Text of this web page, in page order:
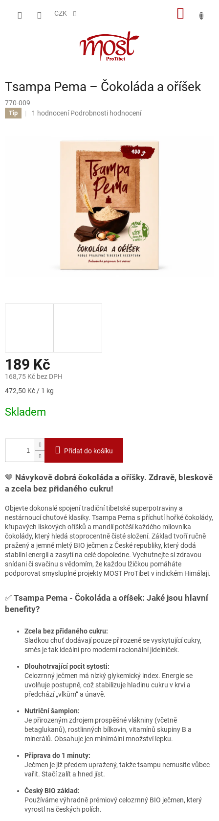
CZK
Tsampa Pema – Čokoláda a oříšek
770-009
Tip
Průměrné
1 hodnocení Podrobnosti hodnocení
189 Kč
168,75 Kč bez DPH
Měrná
472,50 Kč / 1 kg
Skladem
Přidat do košíku
🤎 Návykově dobrá čokoláda a oříšky. Zdravě, bleskově
a zcela bez přidaného cukru!
Objevte dokonalé spojení tradiční tibetské superpotraviny a
nestárnoucí chuťové klasiky. Tsampa Pema s příchutí hořké čokolády,
křupavých lískových oříšků a mandlí potěší každého milovníka
čokolády, který hledá stoprocentně čisté složení. Základ tvoří ručně
pražený a jemně mletý BIO ječmen z České republiky, který dodá
stabilní energii a zasytí na celé dopoledne. Vychutnejte si zdravou
snídani či svačinu s vědomím, že každou lžičkou pomáháte
podporovat smysluplné projekty MOST ProTibet v indickém Himálaji.
✅ Tsampa Pema - Čokoláda a oříšek: Jaké jsou hlavní
benefity?
Zcela bez přidaného cukru:
Sladkou chuť dodávají pouze přirozeně se vyskytující cukry,
směs je tak ideální pro moderní racionální jídelníček.
Dlouhotrvající pocit sytosti:
Celozrnný ječmen má nízký glykemický index. Energie se
uvolňuje postupně, což stabilizuje hladinu cukru v krvi a
předchází „vlkům“ a únavě.
Nutriční šampion:
Je přirozeným zdrojem prospěšné vlákniny (včetně
betaglukanů), rostlinných bílkovin, vitamínů skupiny B a
minerálů. Obsahuje jen minimální množství lepku.
Příprava do 1 minuty:
Ječmen je již předem upražený, takže tsampu nemusíte vůbec
vařit. Stačí zalít a hned jíst.
Český BIO základ:
Používáme výhradně prémiový celozrnný BIO ječmen, který
vyrostl na českých polích.